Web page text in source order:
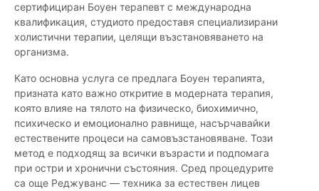
сертифициран Боуен терапевт с международна
квалификация, студиото предоставя специализирани
холистични терапии, целящи възстановяването на
организма.
Като основна услуга се предлага Боуен терапията,
призната като важно откритие в модерната терапия,
която влияе на тялото на физическо, биохимично,
психическо и емоционално равнище, насърчавайки
естествените процеси на самовъзстановяване. Този
метод е подходящ за всички възрасти и подпомага
при остри и хронични състояния. Сред процедурите
са още Реджуванс — техника за естествен лицев